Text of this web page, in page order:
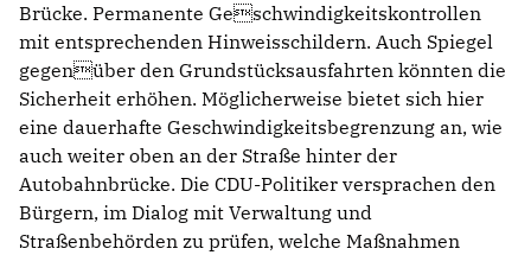
Brücke. Permanente Geschwindigkeitskontrollen
mit entsprechenden Hinweisschildern. Auch Spiegel
gegenüber den Grundstücksausfahrten könnten die
Sicherheit erhöhen. Möglicherweise bietet sich hier
eine dauerhafte Geschwindigkeitsbegrenzung an, wie
auch weiter oben an der Straße hinter der
Autobahnbrücke. Die CDU-Politiker versprachen den
Bürgern, im Dialog mit Verwaltung und
Straßenbehörden zu prüfen, welche Maßnahmen